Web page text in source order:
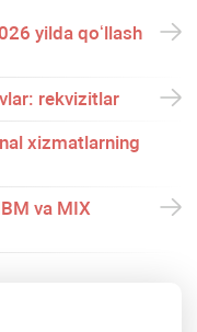
yilda qoʻllash
rekvizitlar
хizmatlarning
va MIX